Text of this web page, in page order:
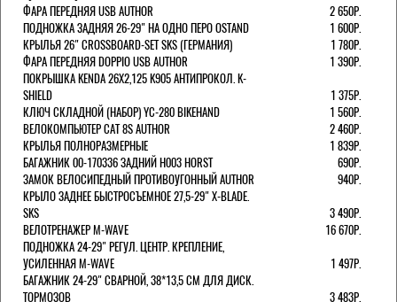
ФАРА ПЕРЕДНЯЯ USB AUTHOR
2 650Р.
ПОДНОЖКА ЗАДНЯЯ 26-29" НА ОДНО ПЕРО OSTAND
1 600Р.
КРЫЛЬЯ 26" CROSSBOARD-SET SKS (ГЕРМАНИЯ)
1 780Р.
ФАРА ПЕРЕДНЯЯ DOPPIO USB AUTHOR
1 390Р.
ПОКРЫШКА KENDA 26Х2,125 K905 АНТИПРОКОЛ. K-
SHIELD
1 375Р.
КЛЮЧ СКЛАДНОЙ (НАБОР) YC-280 BIKEHAND
1 560Р.
ВЕЛОКОМПЬЮТЕР CAT 8S AUTHOR
2 460Р.
КРЫЛЬЯ ПОЛНОРАЗМЕРНЫЕ
1 839Р.
БАГАЖНИК 00-170336 ЗАДНИЙ H003 HORST
690Р.
ЗАМОК ВЕЛОСИПЕДНЫЙ ПРОТИВОУГОННЫЙ AUTHOR
940Р.
КРЫЛО ЗАДНЕЕ БЫСТРОСЪЕМНОЕ 27,5-29" X-BLADE.
SKS
3 490Р.
ВЕЛОТРЕНАЖЕР M-WAVE
16 670Р.
ПОДНОЖКА 24-29" РЕГУЛ. ЦЕНТР. КРЕПЛЕНИЕ,
УСИЛЕННАЯ M-WAVE
1 497Р.
БАГАЖНИК 24-29" СВАРНОЙ, 38*13,5 СМ ДЛЯ ДИСК.
ТОРМОЗОВ
3 483Р.